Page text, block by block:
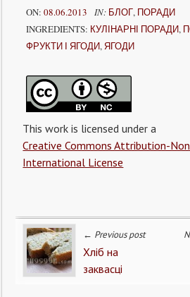
ON: 08.06.2013 IN: БЛОГ, ПОРАДИ
INGREDIENTS: КУЛІНАРНІ ПОРАДИ,
ФРУКТИ І ЯГОДИ, ЯГОДИ
This work is licensed under a
Creative Commons Attribution-
International License
← Previous post
Хліб на
заквасці